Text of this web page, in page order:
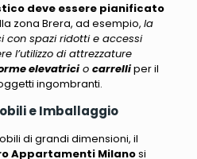
deve essere pianificato
zona Brera, ad esempio, la
con spazi ridotti e accessi
l’utilizzo di attrezzature
elevatricio carrelliper il
ingombranti.
e Imballaggio
di grandi dimensioni, il
Appartamenti Milanosi